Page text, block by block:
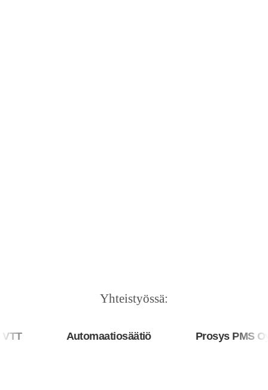
Yhteistyössä:
Automaatiosäätiö Prosys PMS Oy